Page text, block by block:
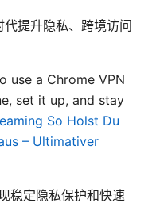
提升隐私、跨境访问
use a Chrome VPN
set it up, and stay
So Holst Du
– Ultimativer
稳定隐私保护和快速